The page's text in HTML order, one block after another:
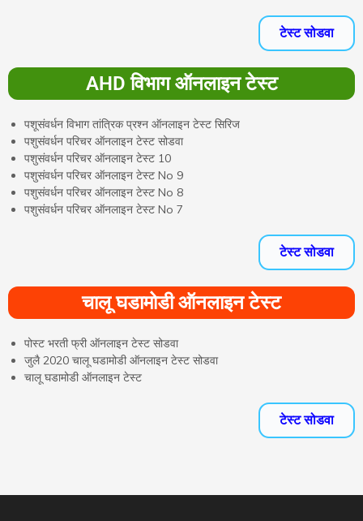
टेस्ट सोडवा
AHD विभाग ऑनलाइन टेस्ट
पशूसंवर्धन विभाग तांत्रिक प्रश्न ऑनलाइन टेस्ट सिरिज
पशुसंवर्धन परिचर ऑनलाइन टेस्ट सोडवा
पशुसंवर्धन परिचर ऑनलाइन टेस्ट 10
पशुसंवर्धन परिचर ऑनलाइन टेस्ट No 9
पशुसंवर्धन परिचर ऑनलाइन टेस्ट No 8
पशुसंवर्धन परिचर ऑनलाइन टेस्ट No 7
टेस्ट सोडवा
चालू घडामोडी ऑनलाइन टेस्ट
पोस्ट भरती फ्री ऑनलाइन टेस्ट सोडवा
जुलै 2020 चालू घडामोडी ऑनलाइन टेस्ट सोडवा
चालू घडामोडी ऑनलाइन टेस्ट
टेस्ट सोडवा